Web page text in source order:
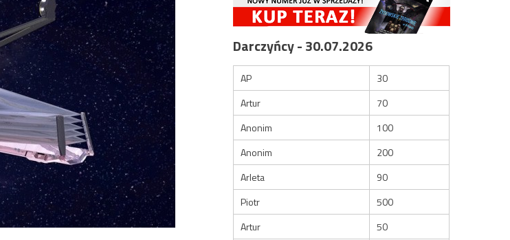
Darczyńcy - 30.07.2026
AP
30
Artur
70
Anonim
100
Anonim
200
Arleta
90
Piotr
500
Artur
50